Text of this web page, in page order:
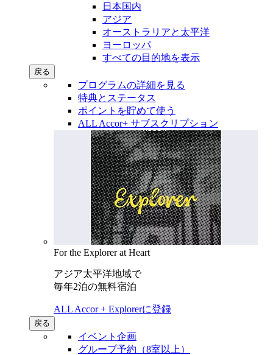
日本国内
アジア
オーストラリアと太平洋
ヨーロッパ
すべての目的地を表示
戻る
プログラムの詳細を見る
特典とステータス
ポイントを貯めて使う
ALL Accor+ サブスクリプション
For the Explorer at Heart
アジア太平洋地域で
毎年2泊の無料宿泊
ALL Accor + Explorerに登録
戻る
イベント企画
グループ予約（8室以上）